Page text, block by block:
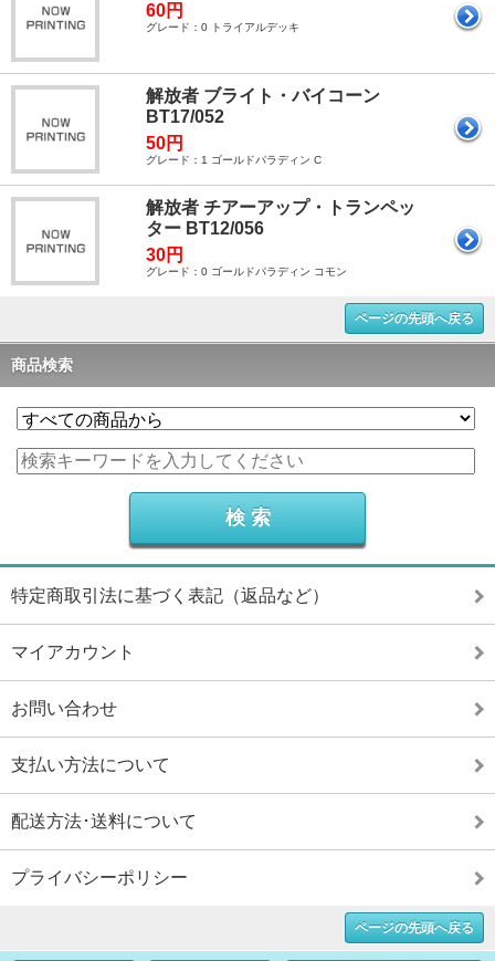
60円
グレード：0 トライアルデッキ
解放者 ブライト・バイコーン
BT17/052
50円
グレード：1 ゴールドパラディン C
解放者 チアーアップ・トランペッ
ター BT12/056
30円
グレード：0 ゴールドパラディン コモン
ページの先頭へ戻る
商品検索
特定商取引法に基づく表記（返品など）
マイアカウント
お問い合わせ
支払い方法について
配送方法･送料について
プライバシーポリシー
ページの先頭へ戻る